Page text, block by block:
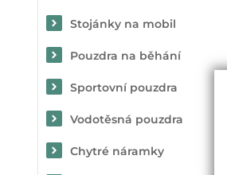
Stojánky na mobil
Pouzdra na běhání
Sportovní pouzdra
Vodotěsná pouzdra
Chytré náramky